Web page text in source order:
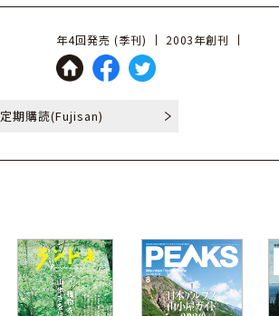
年4回発売 (季刊) 2003年創刊
定期購読(Fujisan)